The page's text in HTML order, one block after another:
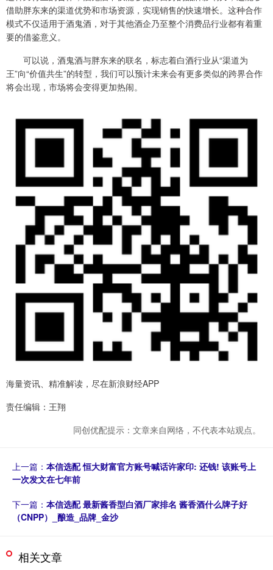
借助胖东来的渠道优势和市场资源，实现销售的快速增长。这种合作
模式不仅适用于酒鬼酒，对于其他酒企乃至整个消费品行业都有着重
要的借鉴意义。
可以说，酒鬼酒与胖东来的联名，标志着白酒行业从“渠道为
王”向“价值共生”的转型，我们可以预计未来会有更多类似的跨界合作
将会出现，市场将会变得更加热闹。
海量资讯、精准解读，尽在新浪财经APP
责任编辑：王翔
同创优配提示：文章来自网络，不代表本站观点。
上一篇： 本信选配 恒大财富官方账号喊话许家印: 还钱! 该账号上
一次发文在七年前
下一篇： 本信选配 最新酱香型白酒厂家排名 酱香酒什么牌子好
（CNPP）_酿造_品牌_金沙
相关文章